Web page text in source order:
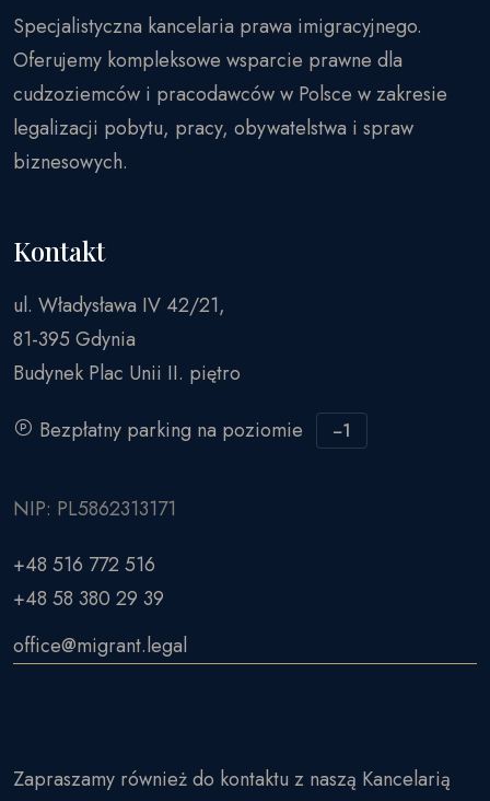
Specjalistyczna kancelaria prawa imigracyjnego.
Oferujemy kompleksowe wsparcie prawne dla
cudzoziemców i pracodawców w Polsce w zakresie
legalizacji pobytu, pracy, obywatelstwa i spraw
biznesowych.
Kontakt
ul. Władysława IV 42/21,
81-395 Gdynia
Budynek Plac Unii II. piętro
Bezpłatny parking na poziomie
−1
NIP: PL5862313171
+48 516 772 516
+48 58 380 29 39
office@migrant.legal
Zapraszamy również do kontaktu z naszą Kancelarią